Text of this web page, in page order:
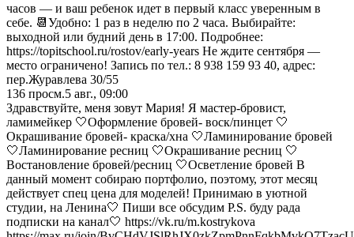
часов — и ваш ребенок идет в первый класс уверенным в
себе. 📆Удобно: 1 раз в неделю по 2 часа. Выбирайте:
выходной или будний день в 17:00. Подробнее:
https://topitschool.ru/rostov/early-years Не ждите сентября —
место ограничено! Запись по тел.: 8 938 159 93 40, адрес:
пер.Журавлева 30/55
136 просм.5 авг., 09:00
Здравствуйте, меня зовут Мария! Я мастер-бровист,
ламимейкер 🤍Оформление бровей- воск/пинцет 🤍
Окрашивание бровей- краска/хна 🤍Ламинирование бровей
🤍Ламинирование ресниц 🤍Окрашивание ресниц 🤍
Востановление бровей/ресниц 🤍Осветление бровей В
данный момент собираю портфолио, поэтому, этот месяц
действует спец цена для моделей! Принимаю в уютной
студии, на Ленина🤍 Пиши все обсудим P.S. буду рада
подписки на канал🤍 https://vk.ru/m.kostrykova